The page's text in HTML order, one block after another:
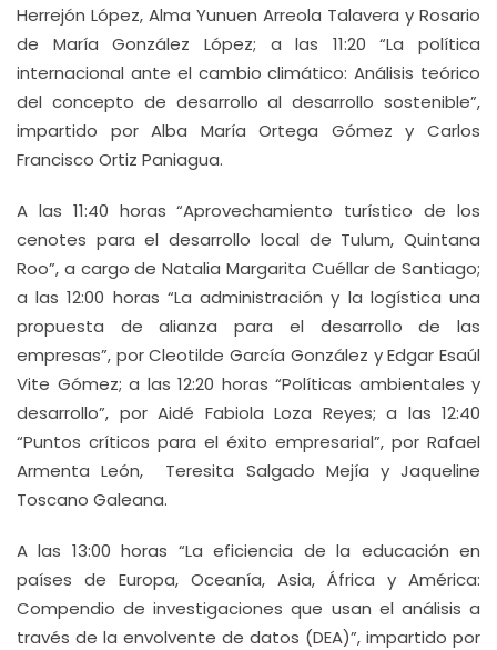
Herrejón López, Alma Yunuen Arreola Talavera y Rosario
de María González López; a las 11:20 “La política
internacional ante el cambio climático: Análisis teórico
del concepto de desarrollo al desarrollo sostenible”,
impartido por Alba María Ortega Gómez y Carlos
Francisco Ortiz Paniagua.
A las 11:40 horas “Aprovechamiento turístico de los
cenotes para el desarrollo local de Tulum, Quintana
Roo”, a cargo de Natalia Margarita Cuéllar de Santiago;
a las 12:00 horas “La administración y la logística una
propuesta de alianza para el desarrollo de las
empresas”, por Cleotilde García González y Edgar Esaúl
Vite Gómez; a las 12:20 horas “Políticas ambientales y
desarrollo”, por Aidé Fabiola Loza Reyes; a las 12:40
“Puntos críticos para el éxito empresarial”, por Rafael
Armenta León, Teresita Salgado Mejía y Jaqueline
Toscano Galeana.
A las 13:00 horas “La eficiencia de la educación en
países de Europa, Oceanía, Asia, África y América:
Compendio de investigaciones que usan el análisis a
través de la envolvente de datos (DEA)”, impartido por